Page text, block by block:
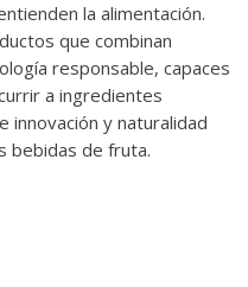
la alimentación.
que combinan
responsable, capaces
a ingredientes
innovación y naturalidad
bebidas de fruta.